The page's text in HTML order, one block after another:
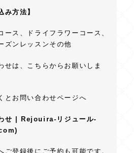
み方法】
ース、ドライフラワーコース、
ズンレッスンその他
せは、こちらからお願いしま
とお問い合わせページへ
せ | Rejouira‐リジュール‐
ご登録後にご予約も可能です。